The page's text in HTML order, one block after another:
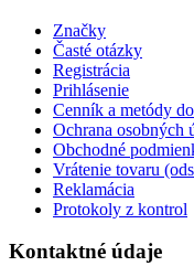
Značky
Časté otázky
Registrácia
Prihlásenie
Cenník a metódy
Ochrana osobných
Obchodné
Vrátenie tovaru
Reklamácia
Protokoly z kontrol
Kontaktné údaje